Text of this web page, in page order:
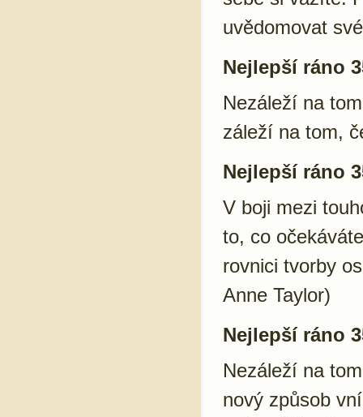
uvědomovat
Nejlepší ráno
Nezáleží na
záleží na tom,
Nejlepší ráno
V boji mezi
to, co
rovnici tvorby
Anne Taylor)
Nejlepší ráno
Nezáleží na
nový způsob